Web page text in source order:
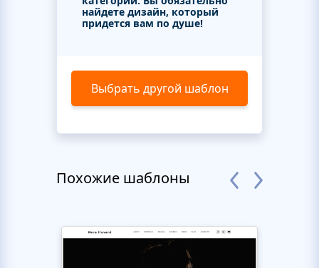
найдете дизайн, который
придется вам по душе!
Выбрать другой шаблон
Похожие шаблоны